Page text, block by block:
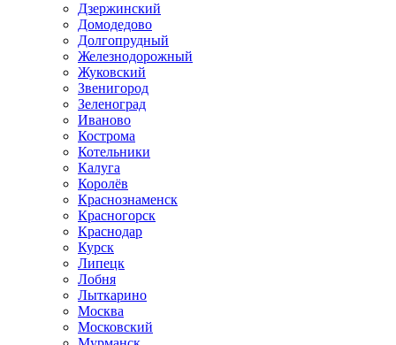
Дзержинский
Домодедово
Долгопрудный
Железнодорожный
Жуковский
Звенигород
Зеленоград
Иваново
Кострома
Котельники
Калуга
Королёв
Краснознаменск
Красногорск
Краснодар
Курск
Липецк
Лобня
Лыткарино
Москва
Московский